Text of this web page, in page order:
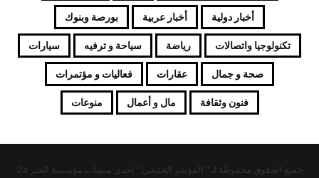
أخبار دولية أخبار عربية بورصة وبنوك
تكنولوجيا واتصالات رياضة سياحة و ترفيه سيارات
صحة و جمال عقارات فعاليات و مؤتمرات
فنون وثقافة مال و أعمال منوعات
جميع الحقوق محفوظة لـ " المؤشر الخليجي " إحدى منصات مؤسسة الخبر 24